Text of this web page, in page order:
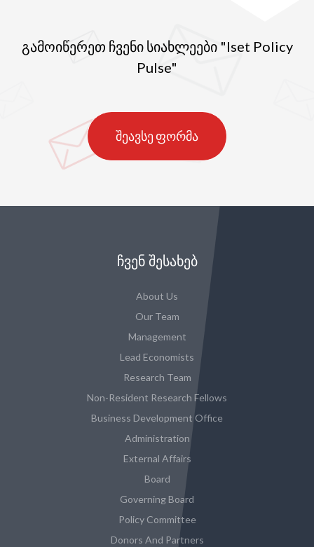
გამოიწერეთ ჩვენი სიახლეები "Iset Policy
Pulse"
შეავსე ფორმა
ᲩᲕᲔᲜ ᲨᲔᲡᲐᲮᲔᲑ
About Us
Our Team
Management
Lead Economists
Research Team
Non-Resident Research Fellows
Business Development Office
Administration
External Affairs
Board
Governing Board
Policy Committee
Donors And Partners